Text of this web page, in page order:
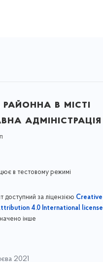
в місті
адміністрація
в тестовому режимі
доступний за ліцензією Creative
4.0 International license
інше
2021